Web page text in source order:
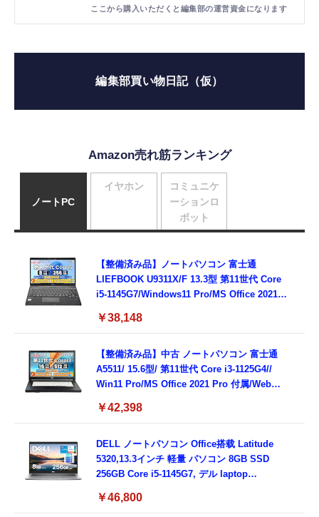
編集部買い物日記（仮）
Amazon売れ筋ランキング
ノートPC
【整備済み品】ノートパソコン 富士通
LIEFBOOK U9311X/F 13.3型 第11世代 Core
i5-1145G7/Windows11 Pro/MS Office 2021搭
Type-C/360度回転対応/有線静音マウス付
8GB,SSD256GB)
￥38,148
【整備済み品】中古 ノートパソコン 富士通
A5511/ 15.6型/ 第11世代 Core i3-1125G4//
Win11 Pro/MS Office 2021 Pro 付属/Webカ
3.0)/ 有線静音マウス付属/ 180日保証（メモリ
￥42,398
DELL ノートパソコン Office搭载 Latitude
5320,13.3インチ 軽量 パソコン 8GB SSD
256GB Core i5-1145G7, デル laptop
ド付き (整備済み品)
￥46,800
イヤホン
コミュニケ
ーションロ
ボット